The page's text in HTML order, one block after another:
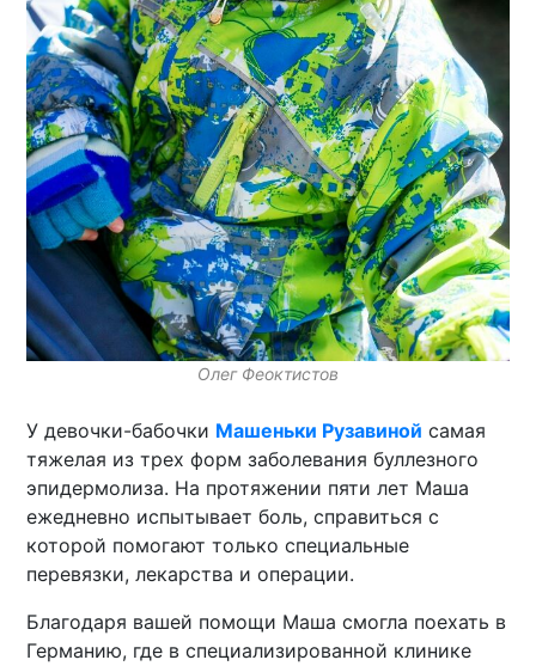
Олег Феоктистов
У девочки-бабочки Машеньки Рузавиной самая
тяжелая из трех форм заболевания буллезного
эпидермолиза. На протяжении пяти лет Маша
ежедневно испытывает боль, справиться с
которой помогают только специальные
перевязки, лекарства и операции.
Благодаря вашей помощи Маша смогла поехать в
Германию, где в специализированной клинике